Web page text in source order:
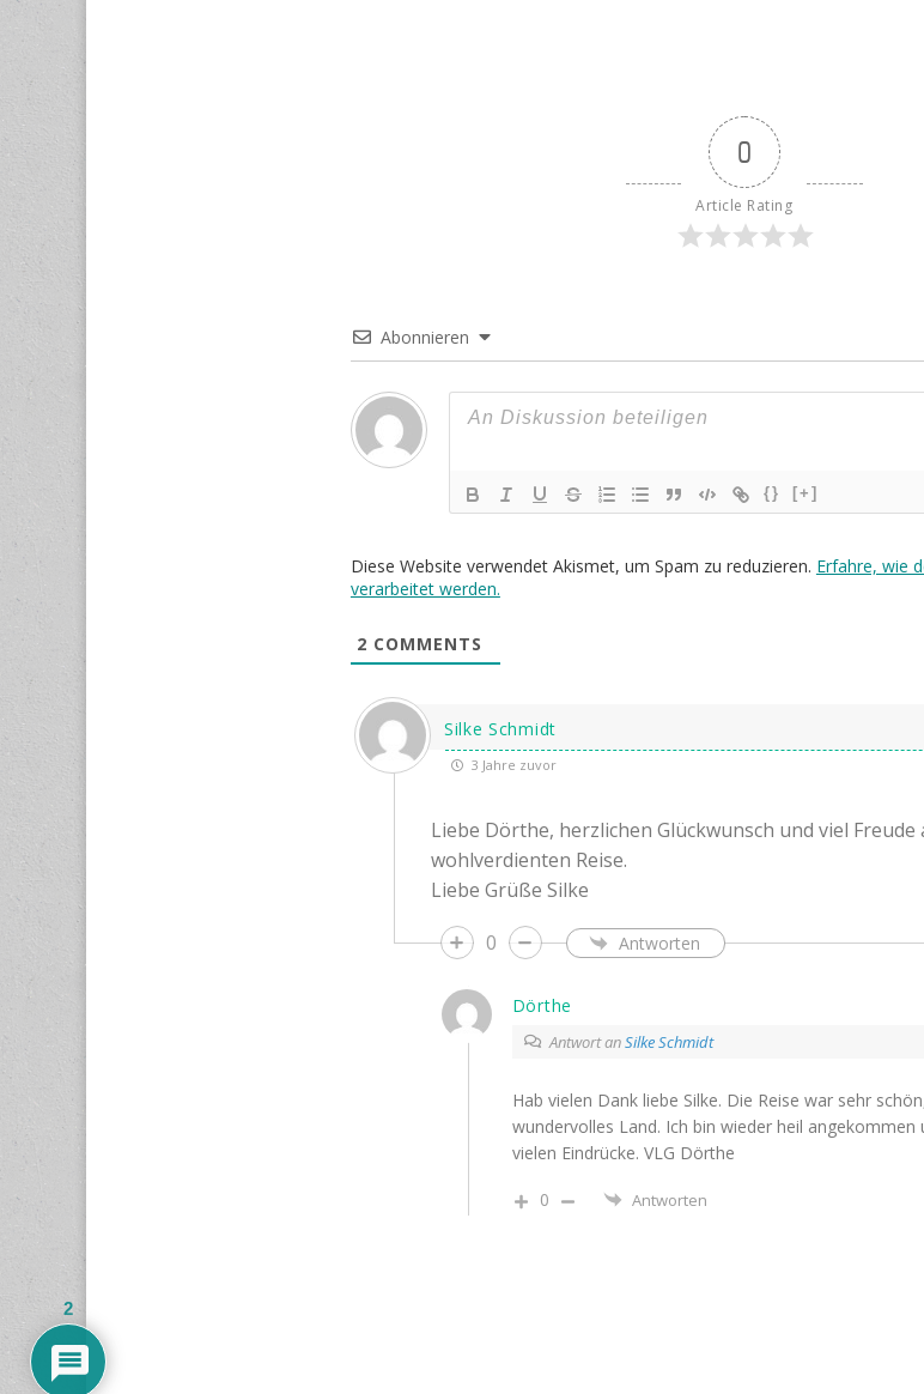
0
Article Rating
Abonnieren
{} [+]
Diese Website verwendet Akismet, um Spam zu reduzieren. Erfahre, wie
verarbeitet werden.
2 COMMENTS
Silke Schmidt
3 Jahre zuvor
Liebe Dörthe, herzlichen Glückwunsch und viel
wohlverdienten Reise.
Liebe Grüße Silke
0
Antworten
Dörthe
Antwort anSilke Schmidt
Hab vielen Dank liebe Silke. Die Reise war sehr
wundervolles Land. Ich bin wieder heil angekommen
vielen Eindrücke. VLG Dörthe
0 Antworten
2